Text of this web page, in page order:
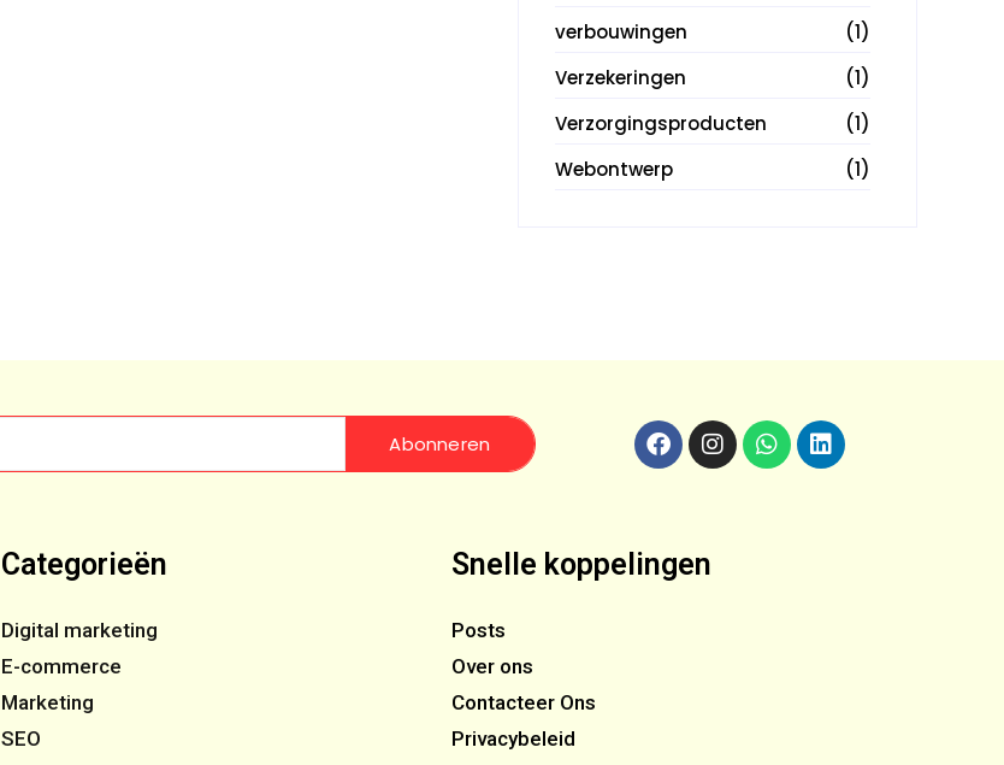
verbouwingen
(1)
Verzekeringen
(1)
Verzorgingsproducten
(1)
Webontwerp
(1)
Abonneren
Categorieën
Digital marketing
E-commerce
Marketing
SEO
Snelle koppelingen
Posts
Over ons
Contacteer Ons
Privacybeleid